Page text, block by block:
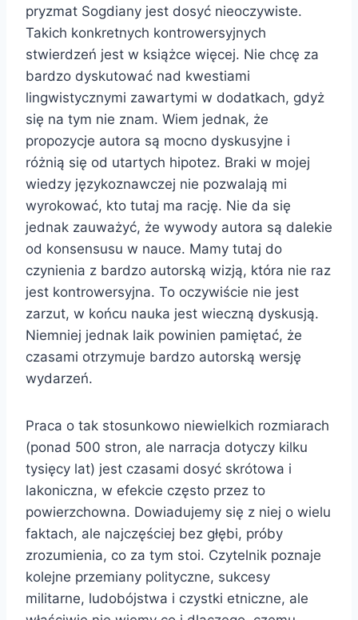
pryzmat Sogdiany jest dosyć nieoczywiste.
Takich konkretnych kontrowersyjnych
stwierdzeń jest w książce więcej. Nie chcę za
bardzo dyskutować nad kwestiami
lingwistycznymi zawartymi w dodatkach, gdyż
się na tym nie znam. Wiem jednak, że
propozycje autora są mocno dyskusyjne i
różnią się od utartych hipotez. Braki w mojej
wiedzy językoznawczej nie pozwalają mi
wyrokować, kto tutaj ma rację. Nie da się
jednak zauważyć, że wywody autora są dalekie
od konsensusu w nauce. Mamy tutaj do
czynienia z bardzo autorską wizją, która nie raz
jest kontrowersyjna. To oczywiście nie jest
zarzut, w końcu nauka jest wieczną dyskusją.
Niemniej jednak laik powinien pamiętać, że
czasami otrzymuje bardzo autorską wersję
wydarzeń.
Praca o tak stosunkowo niewielkich rozmiarach
(ponad 500 stron, ale narracja dotyczy kilku
tysięcy lat) jest czasami dosyć skrótowa i
lakoniczna, w efekcie często przez to
powierzchowna. Dowiadujemy się z niej o wielu
faktach, ale najczęściej bez głębi, próby
zrozumienia, co za tym stoi. Czytelnik poznaje
kolejne przemiany polityczne, sukcesy
militarne, ludobójstwa i czystki etniczne, ale